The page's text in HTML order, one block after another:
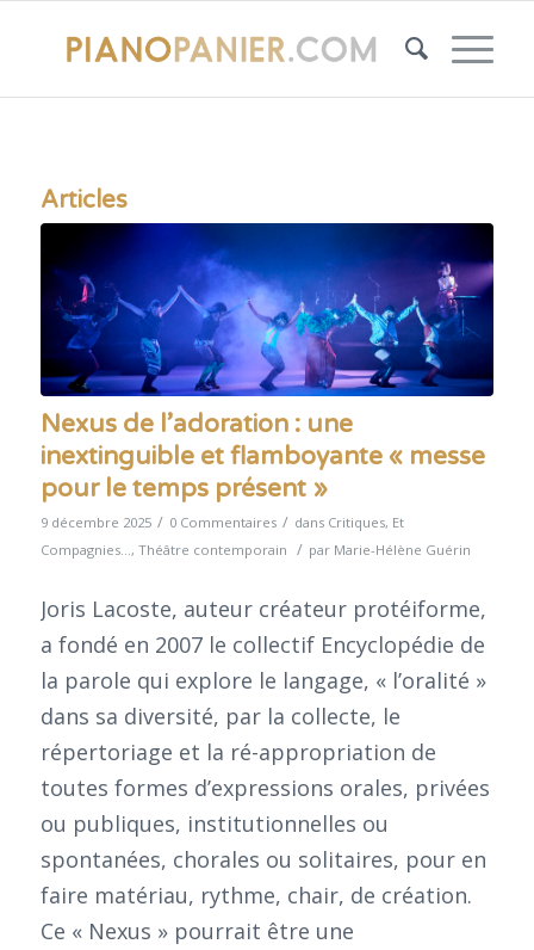
Articles
Nexus de l’adoration : une
inextinguible et flamboyante « messe
pour le temps présent »
9 décembre 2025 / 0 Commentaires / dans Critiques, Et
Compagnies... , Théâtre contemporain / par Marie-Hélène Guérin
Joris Lacoste, auteur créateur protéiforme,
a fondé en 2007 le collectif Encyclopédie de
la parole qui explore le langage, « l’oralité »
dans sa diversité, par la collecte, le
répertoriage et la ré-appropriation de
toutes formes d’expressions orales, privées
ou publiques, institutionnelles ou
spontanées, chorales ou solitaires, pour en
faire matériau, rythme, chair, de création.
Ce « Nexus » pourrait être une